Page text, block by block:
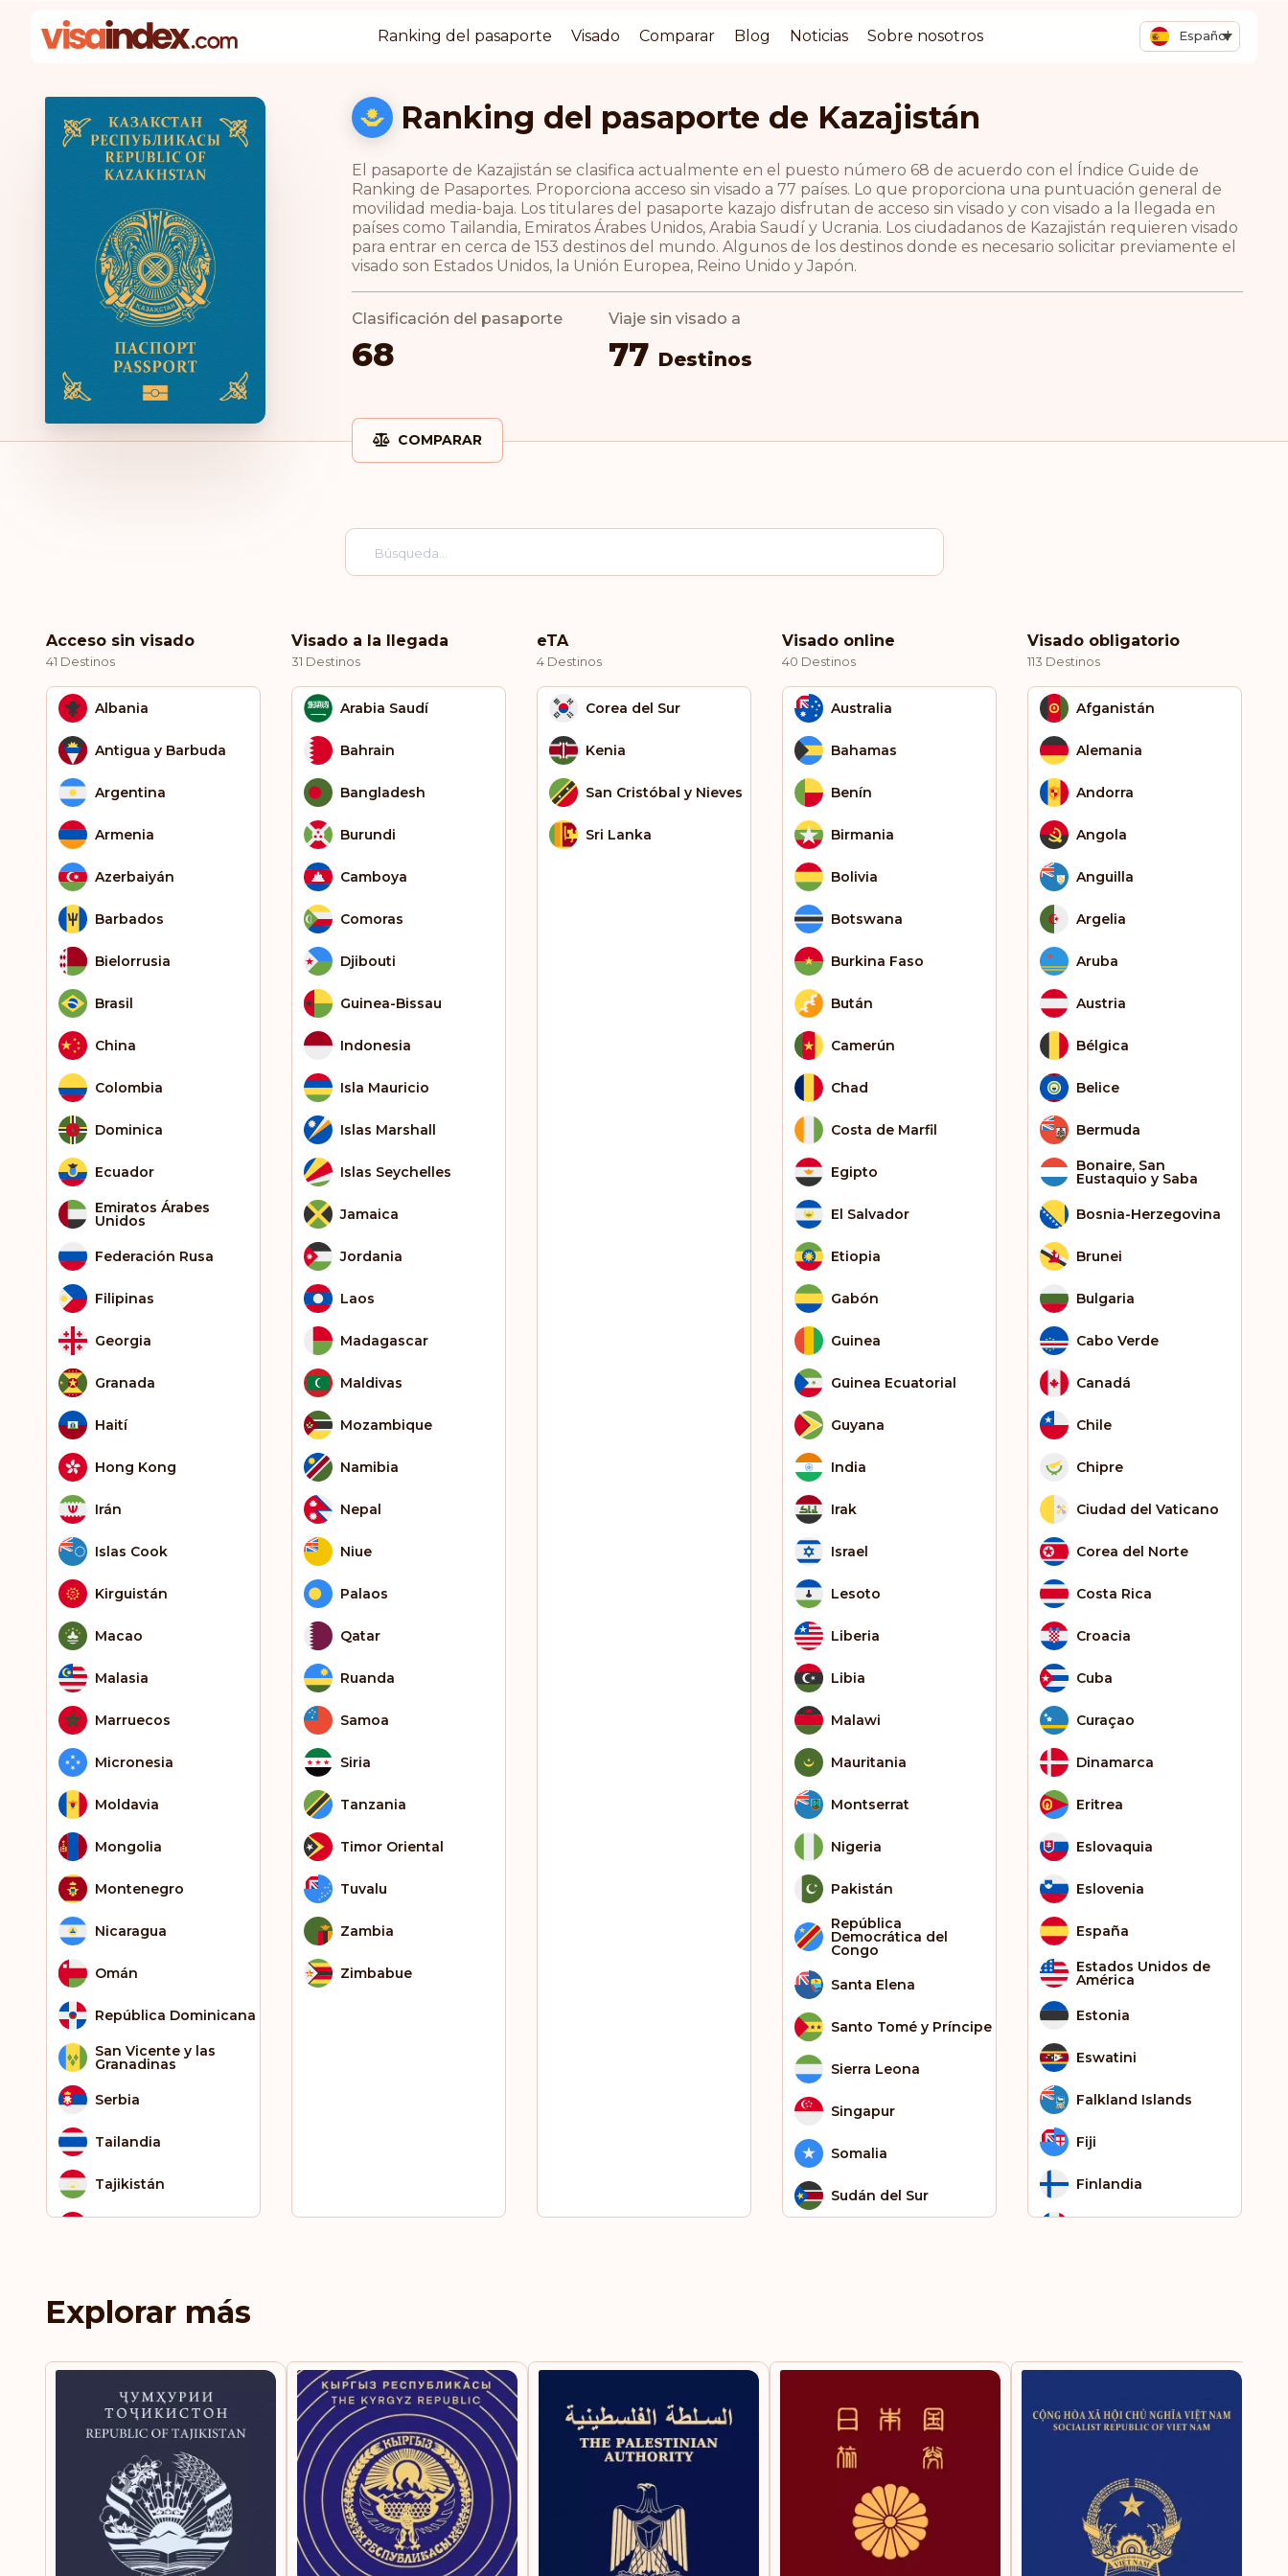
Español
Ranking del pasaporte Visado Comparar Blog Noticias Sobre nosotros
Ranking del pasaporte de Kazajistán
El pasaporte de Kazajistán se clasifica actualmente en el puesto número 68 de acuerdo con el Índice Guide de
Ranking de Pasaportes. Proporciona acceso sin visado a 77 países. Lo que proporciona una puntuación general de
movilidad media-baja. Los titulares del pasaporte kazajo disfrutan de acceso sin visado y con visado a la llegada en
países como Tailandia, Emiratos Árabes Unidos, Arabia Saudí y Ucrania. Los ciudadanos de Kazajistán requieren visado
para entrar en cerca de 153 destinos del mundo. Algunos de los destinos donde es necesario solicitar previamente el
visado son Estados Unidos, la Unión Europea, Reino Unido y Japón.
Clasificación del pasaporte
68
Viaje sin visado a
77 Destinos
COMPARAR
Acceso sin visado
41 Destinos
Albania
Antigua y Barbuda
Argentina
Armenia
Azerbaiyán
Barbados
Bielorrusia
Brasil
China
Colombia
Dominica
Ecuador
Emiratos Árabes
Unidos
Federación Rusa
Filipinas
Georgia
Granada
Haití
Hong Kong
Irán
Islas Cook
Kirguistán
Macao
Malasia
Marruecos
Micronesia
Moldavia
Mongolia
Montenegro
Nicaragua
Omán
República Dominicana
San Vicente y las
Granadinas
Serbia
Tailandia
Tajikistán
Ucrania
Vietnam
Visado a la llegada
31 Destinos
Arabia Saudí
Bahrain
Bangladesh
Burundi
Camboya
Comoras
Djibouti
Guinea-Bissau
Indonesia
Isla Mauricio
Islas Marshall
Islas Seychelles
Jamaica
Jordania
Laos
Madagascar
Maldivas
Mozambique
Namibia
Nepal
Niue
Palaos
Qatar
Ruanda
Samoa
Siria
Tanzania
Timor Oriental
Tuvalu
Zambia
Zimbabue
eTA
4 Destinos
Corea del Sur
Kenia
San Cristóbal y Nieves
Sri Lanka
Visado online
40 Destinos
Australia
Bahamas
Benín
Birmania
Bolivia
Botswana
Burkina Faso
Bután
Camerún
Chad
Costa de Marfil
Egipto
El Salvador
Etiopia
Gabón
Guinea
Guinea Ecuatorial
Guyana
India
Irak
Israel
Lesoto
Liberia
Libia
Malawi
Mauritania
Montserrat
Nigeria
Pakistán
República
Democrática del
Congo
Santa Elena
Santo Tomé y Príncipe
Sierra Leona
Singapur
Somalia
Sudán del Sur
Vanuatu
Visado obligatorio
113 Destinos
Afganistán
Alemania
Andorra
Angola
Anguilla
Argelia
Aruba
Austria
Bélgica
Belice
Bermuda
Bonaire, San
Eustaquio y Saba
Bosnia-Herzegovina
Brunei
Bulgaria
Cabo Verde
Canadá
Chile
Chipre
Ciudad del Vaticano
Corea del Norte
Costa Rica
Croacia
Cuba
Curaçao
Dinamarca
Eritrea
Eslovaquia
Eslovenia
España
Estados Unidos de
América
Estonia
Eswatini
Falkland Islands
Fiji
Finlandia
Groenlandia
Guam
Guatemala
Guayana Francesa​​​​
Explorar más